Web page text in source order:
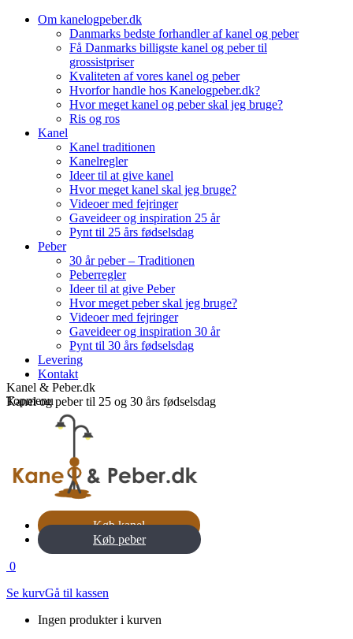
Skip
Om kanelogpeber.dk
Danmarks bedste forhandler af kanel og peber
Få Danmarks billigste kanel og peber til
grossistpriser
Kvaliteten af vores kanel og peber
Hvorfor handle hos Kanelogpeber.dk?
Hvor meget kanel og peber skal jeg bruge?
Ris og ros
Kanel
Kanel traditionen
Kanelregler
Ideer til at give kanel
Hvor meget kanel skal jeg bruge?
Videoer med fejringer
Gaveideer og inspiration 25 år
Pynt til 25 års fødselsdag
Peber
30 år peber – Traditionen
Peberregler
Ideer til at give Peber
Hvor meget peber skal jeg bruge?
Videoer med fejringer
Gaveideer og inspiration 30 år
Pynt til 30 års fødselsdag
Levering
Kontakt
Topmenu
Kanel & Peber.dk
Kanel og peber til 25 og 30 års fødselsdag
Køb kanel
Køb peber
0
Se kurvGå til kassen
Ingen produkter i kurven